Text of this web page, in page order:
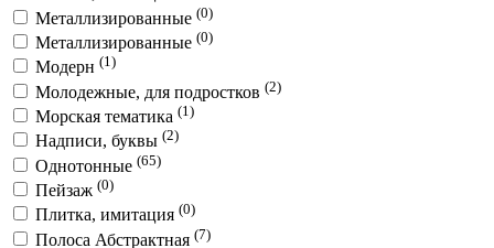
Металлизированные (0)
Металлизированные (0)
Модерн (1)
Молодежные, для подростков (2)
Морская тематика (1)
Надписи, буквы (2)
Однотонные (65)
Пейзаж (0)
Плитка, имитация (0)
Полоса Абстрактная (7)